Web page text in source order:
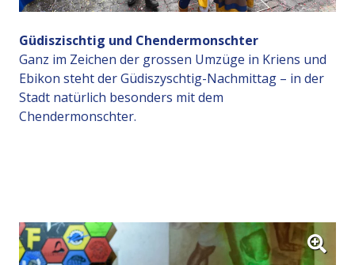
Güdiszischtig und Chendermonschter
Ganz im Zeichen der grossen Umzüge in Kriens und
Ebikon steht der Güdiszyschtig-Nachmittag – in der
Stadt natürlich besonders mit dem
Chendermonschter.